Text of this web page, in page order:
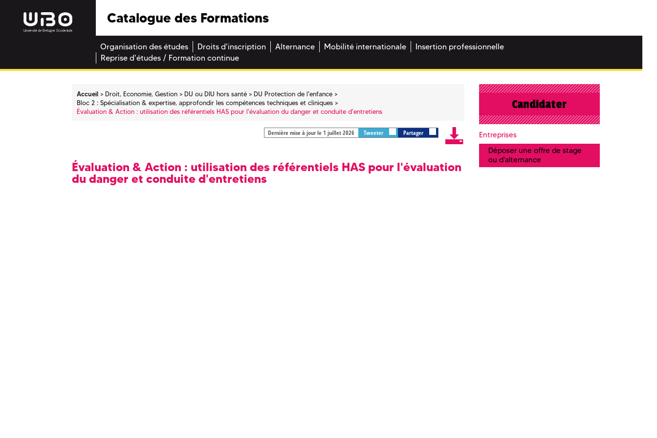
Catalogue des Formations
Organisation des études Droits d'inscription Alternance Mobilité internationale
Insertion professionnelle
Reprise d'études / Formation continue
Accueil Droit, Economie, Gestion DU ou DIU hors santé
DU Protection de l'enfance
Bloc 2 : Spécialisation & expertise, approfondir les compétences techniques et cliniques
Évaluation & Action : utilisation des référentiels HAS pour l'évaluation du danger et conduite d'entretiens
Dernière mise à jour le 1 juillet 2026 Tweeter Partager
Évaluation & Action : utilisation des référentiels HAS pour l'évaluation
du danger et conduite d'entretiens
Candidater
Entreprises
Déposer une offre de stage
ou d'alternance